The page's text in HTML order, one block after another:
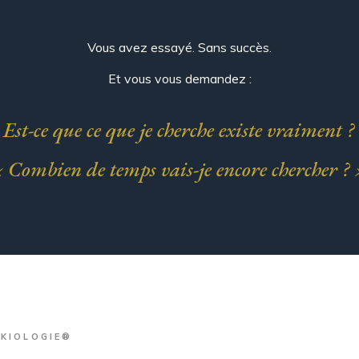
Vous avez essayé. Sans succès.
Et vous vous demandez :
ce que ce que je cherche existe vraiment
Combien de temps vais-je encore chercher